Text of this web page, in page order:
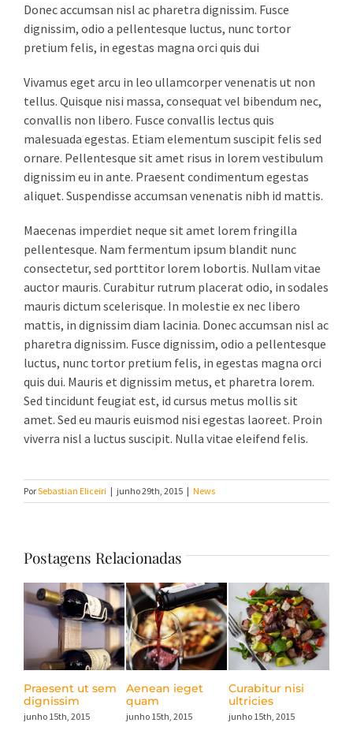
Donec accumsan nisl ac pharetra dignissim. Fusce
dignissim, odio a pellentesque luctus, nunc tortor
pretium felis, in egestas magna orci quis dui
Vivamus eget arcu in leo ullamcorper venenatis ut non
tellus. Quisque nisi massa, consequat vel bibendum nec,
convallis non libero. Fusce convallis lectus quis
malesuada egestas. Etiam elementum suscipit felis sed
ornare. Pellentesque sit amet risus in lorem vestibulum
dignissim eu in ante. Praesent condimentum egestas
aliquet. Suspendisse accumsan venenatis nibh id mattis.
Maecenas imperdiet neque sit amet lorem fringilla
pellentesque. Nam fermentum ipsum blandit nunc
consectetur, sed porttitor lorem lobortis. Nullam vitae
auctor mauris. Curabitur rutrum placerat odio, in sodales
mauris dictum scelerisque. In molestie ex nec libero
mattis, in dignissim diam lacinia. Donec accumsan nisl ac
pharetra dignissim. Fusce dignissim, odio a pellentesque
luctus, nunc tortor pretium felis, in egestas magna orci
quis dui. Mauris et dignissim metus, et pharetra lorem.
Sed tincidunt feugiat est, id cursus metus mollis sit
amet. Sed eu mauris euismod nisi egestas laoreet. Proin
viverra nisl a luctus suscipit. Nulla vitae eleifend felis.
PorSebastian Eliceiri | junho 29th, 2015 | News
Postagens Relacionadas
Praesent ut sem
dignissim
junho 15th, 2015
Aenean ieget
quam
junho 15th, 2015
Curabitur nisi
ultricies
junho 15th, 2015